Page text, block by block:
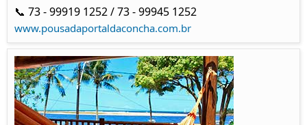
📞 73 - 99919 1252 / 73 - 99945 1252
www.pousadaportaldaconcha.com.br